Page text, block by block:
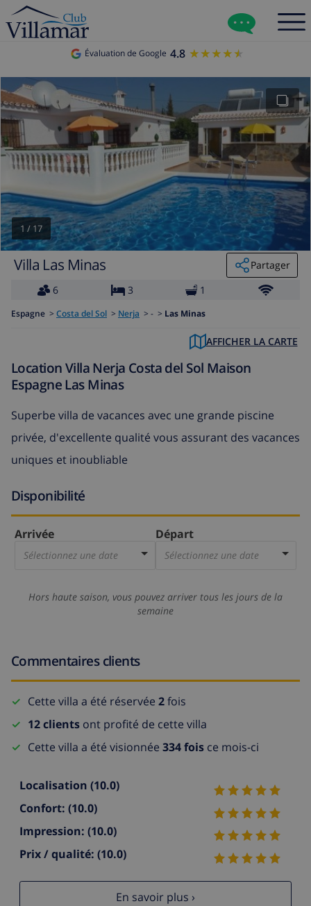
Évaluation de Google 4.8 ★★★★★
★★★★★
1 / 17
Villa Las Minas
Partager
6
3 1
Espagne > Costa del Sol > Nerja > - > Las Minas
AFFICHER LA CARTE
Location Villa Nerja Costa del Sol Maison
Espagne Las Minas
Superbe villa de vacances avec une grande piscine
privée, d'excellente qualité vous assurant des vacances
uniques et inoubliable
Disponibilité
Arrivée
Sélectionnez une date
Départ
Sélectionnez une date
Hors haute saison, vous pouvez arriver tous les jours de la
semaine
Commentaires clients
Cette villa a été réservée 2fois
12 clients ont profité de cette villa
Cette villa a été visionnée 334 fois ce mois-ci
Localisation (10.0)
Confort: (10.0)
Impression: (10.0)
Prix / qualité: (10.0)
En savoir plus ›